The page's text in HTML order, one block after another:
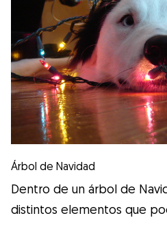
Árbol de Navidad
Dentro de un árbol de
distintos elementos que